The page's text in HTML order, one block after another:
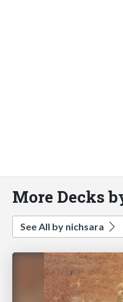
More Decks
See All by nichsara